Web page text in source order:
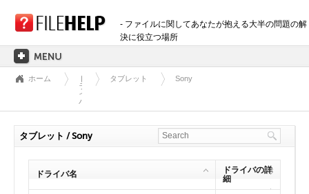
- ファイルに関してあなたが抱える大半の問題の解
決に役立つ場所
ホーム
拡張子のカテゴリー
3D画像ファイル
音声ファイル
ホーム
ド
ラ
イ
バ
タブレット Sony
タブレット / Sony
ドライバ名
ドライバの詳
細